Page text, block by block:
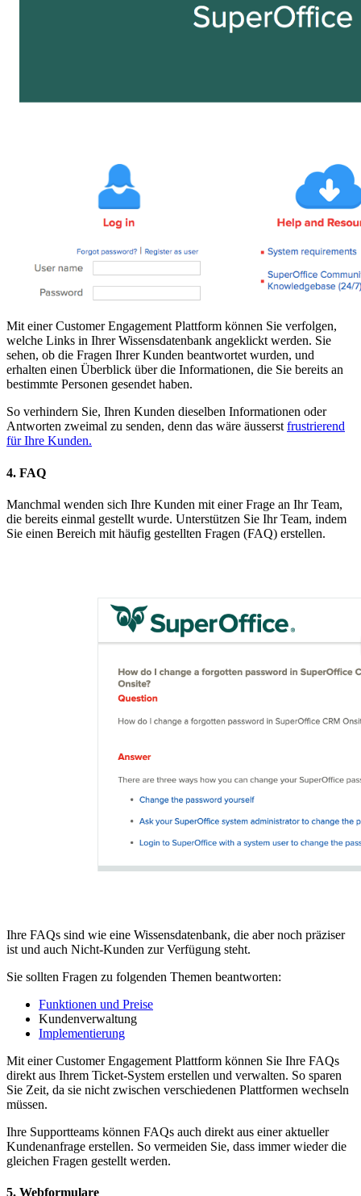
Mit einer Customer Engagement Plattform können Sie verfolgen,
welche Links in Ihrer Wissensdatenbank angeklickt werden. Sie
sehen, ob die Fragen Ihrer Kunden beantwortet wurden, und
erhalten einen Überblick über die Informationen, die Sie bereits an
bestimmte Personen gesendet haben.
So verhindern Sie, Ihren Kunden dieselben Informationen oder
Antworten zweimal zu senden, denn das wäre äusserst frustrierend
für Ihre Kunden.
4. FAQ
Manchmal wenden sich Ihre Kunden mit einer Frage an Ihr Team,
die bereits einmal gestellt wurde. Unterstützen Sie Ihr Team, indem
Sie einen Bereich mit häufig gestellten Fragen (FAQ) erstellen.
Ihre FAQs sind wie eine Wissensdatenbank, die aber noch präziser
ist und auch Nicht-Kunden zur Verfügung steht.
Sie sollten Fragen zu folgenden Themen beantworten:
Funktionen und Preise
Kundenverwaltung
Implementierung
Mit einer Customer Engagement Plattform können Sie Ihre FAQs
direkt aus Ihrem Ticket-System erstellen und verwalten. So sparen
Sie Zeit, da sie nicht zwischen verschiedenen Plattformen wechseln
müssen.
Ihre Supportteams können FAQs auch direkt aus einer aktueller
Kundenanfrage erstellen. So vermeiden Sie, dass immer wieder die
gleichen Fragen gestellt werden.
5. Webformulare